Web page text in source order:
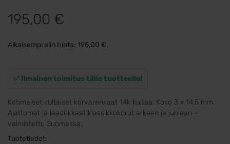
195,00 €
Aikaisempi alin hinta: 195,00 €.
✅ Ilmainen toimitus tälle tuotteelle!
Kotimaiset kultaiset korvarenkaat 14k kultaa. Koko 3 x 14,5 mm.
Ajattomat ja laadukkaat klassikkokorut arkeen ja juhlaan –
valmistettu Suomessa.
Tuotetiedot: